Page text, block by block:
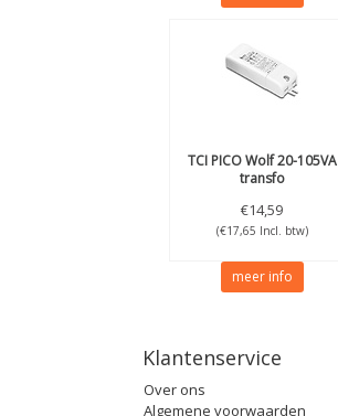
TCIPICO Wolf 20-105VA
transfo
€14,59
(€17,65 Incl. btw)
meer info
Klantenservice
Over ons
Algemene voorwaarden